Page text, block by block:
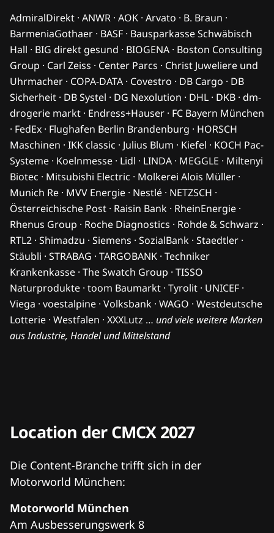
AdmiralDirekt · ANWR · AOK · Arvato · B. Braun ·
BarmeniaGothaer · BASF · Bausparkasse Schwäbisch
Hall · BIG direkt gesund · BIOGENA · Boston Consulting
Group · Carl Zeiss · Center Parcs · Christ Juweliere und
Uhrmacher · COPA-DATA · Covestro · DB Cargo · DB
Sicherheit · DB Systel · DG Nexolution · DHL · DKB · dm-
drogerie markt · Endress+Hauser · FC Bayern München
· FedEx · Flughafen Berlin Brandenburg · HORSCH
Maschinen · IKK classic · Julius Blum · Kiefel · KOCH Pac-
Systeme · Koelnmesse · Lidl · LINDA · MEGGLE · Miltenyi
Biotec · Mitsubishi Electric · Molkerei Alois Müller ·
Munich Re · MVV Energie · Nestlé · NETZSCH ·
Österreichische Post · Raisin Bank · RheinEnergie ·
Rhenus Group · Roche Diagnostics · Rohde & Schwarz ·
RTL2 · Shimadzu · Siemens · SozialBank · Staedtler ·
Stäubli · STRABAG · TARGOBANK · Techniker
Krankenkasse · The Swatch Group · TISSO
Naturprodukte · toom Baumarkt · Tyrolit · UNICEF ·
Viega · voestalpine · Volksbank · WAGO · Westdeutsche
Lotterie · Westfalen · XXXLutz … und viele weitere Marken
aus Industrie, Handel und Mittelstand
Location der CMCX 2027
Die Content-Branche trifft sich in der
Motorworld München:
Motorworld München
Am Ausbesserungswerk 8